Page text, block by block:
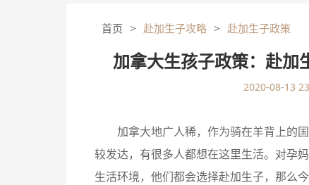
首页 > 赴加生子攻略 > 赴加生子政策
加拿大生孩子政策：赴加
2020-08-13
加拿大地广人稀，作为骑在羊背上的
较发达，有很多人都想在这里生活。对孕
生活环境，他们都会选择赴加生子，那么